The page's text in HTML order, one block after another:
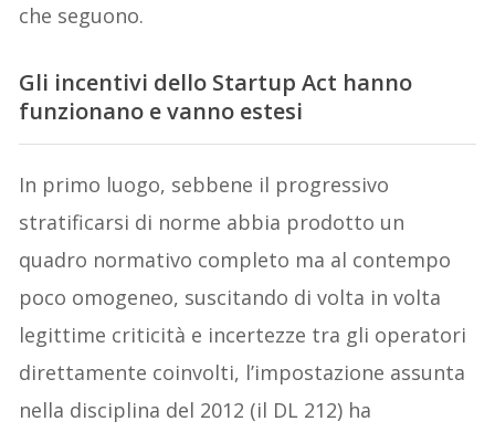
che seguono.
Gli incentivi dello Startup Act hanno
funzionano e vanno estesi
In primo luogo, sebbene il progressivo
stratificarsi di norme abbia prodotto un
quadro normativo completo ma al contempo
poco omogeneo, suscitando di volta in volta
legittime criticità e incertezze tra gli operatori
direttamente coinvolti, l’impostazione assunta
nella disciplina del 2012 (il DL 212) ha